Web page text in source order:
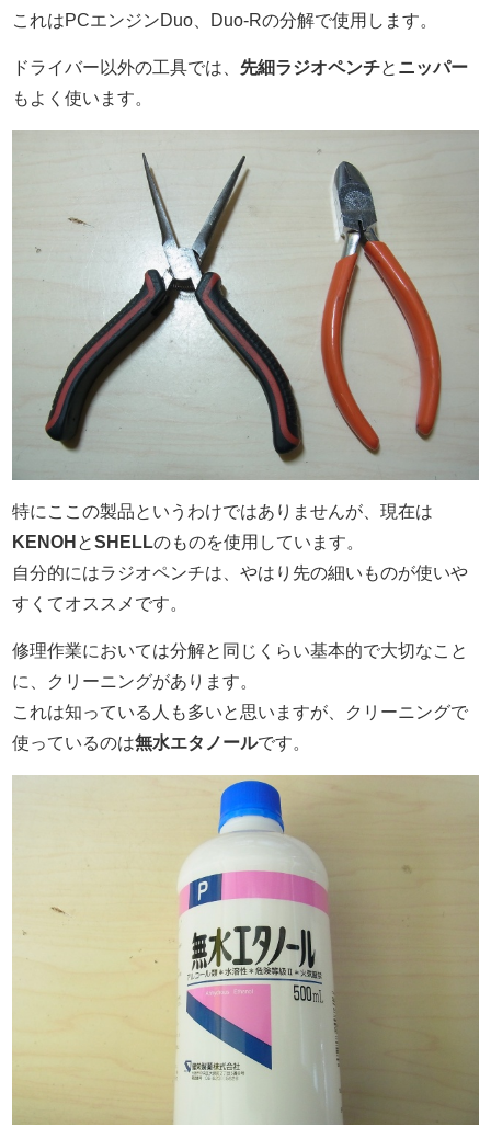
これはPCエンジンDuo、Duo-Rの分解で使用します。
ドライバー以外の工具では、 先細ラジオペンチと ニッパー
もよく使います。
特にここの製品というわけではありませんが、現在は
KENOH とSHELLのものを使用しています。
自分的にはラジオペンチは、やはり先の細いものが使いや
すくてオススメです。
修理作業においては分解と同じくらい基本的で大切なこと
に、クリーニングがあります。
これは知っている人も多いと思いますが、クリーニングで
使っているのは無水エタノールです。